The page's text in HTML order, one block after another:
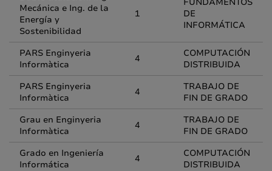
Mecánica e Ing. de la
Energía y
Sostenibilidad
1
DE
INFORMÁTICA
PARS Enginyeria
Informàtica
4
COMPUTACIÓN
DISTRIBUIDA
PARS Enginyeria
Informàtica
4
TRABAJO DE
FIN DE GRADO
Grau en Enginyeria
Informàtica
4
TRABAJO DE
FIN DE GRADO
Grado en Ingeniería
Informática
4
COMPUTACIÓN
DISTRIBUIDA